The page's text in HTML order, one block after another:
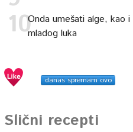
Onda umešati alge, kao
mladog luka
danas spremam ovo
Slični recepti